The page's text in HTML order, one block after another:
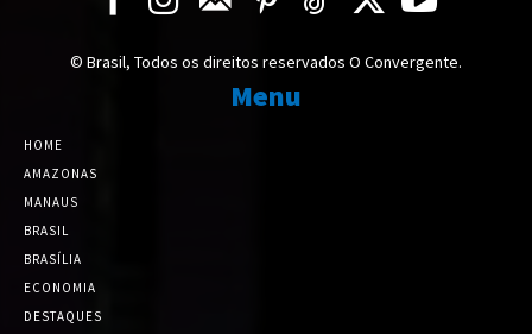
© Brasil, Todos os direitos reservados O Convergente.
Menu
HOME
AMAZONAS
MANAUS
BRASIL
BRASÍLIA
ECONOMIA
DESTAQUES